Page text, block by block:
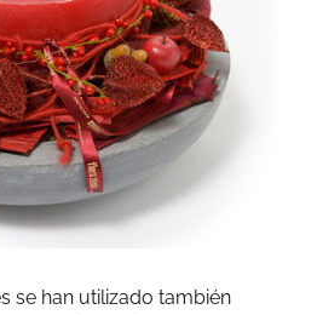
se han utilizado también